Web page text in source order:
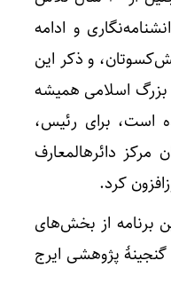
و ادامه
و ذکر این
بزرگ اسلامی همیشه
است، برای رئیس،
مرکز دائرهالمعارف
کرد.
برنامه از بخش‌های
پژوهشی ایرج